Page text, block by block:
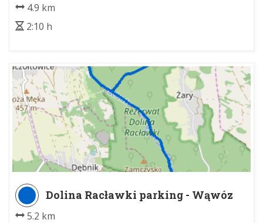
4.9 km
2:10 h
Dolina Racławki parking - Wąwóz
5.2 km